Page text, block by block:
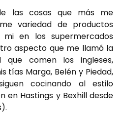
las cosas que más me
variedad de productos
en los supermercados
aspecto que me llamó la
comen los ingleses,
tías Marga, Belén y Piedad,
cocinando al estilo
en Hastings y Bexhill desde